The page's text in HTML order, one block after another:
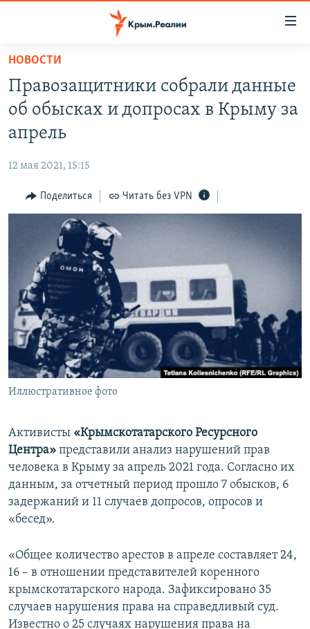
Вернуться
основному
содержанию
главной
Вернутся
СПЕЦПРОЕКТЫ
11 ЛЕТ ОККУПАЦИИ КРЫМА. 11 ИСТОРИЙ СОПРОТИВЛЕНИЯ
ЕЩЕ
ИНТЕРАКТИВ
ИНФОГРАФИКА
ТЕЛЕПРОЕКТ КРЫМ.РЕАЛИИ
СОВЕТЫ ПРАВОЗАЩИТНИКОВ
ПРОПАВШИЕ БЕЗ ВЕСТИ
ПОБЕДИТЕЛЕЙ НЕ СУДЯТ?
КРЫМ.НЕПОКОРЕННЫЙ
ELIFBE
УКРАИНСКАЯ ПРОБЛЕМА КРЫМА
РАДІО СВОБОДА
КАК ОБОЙТИ БЛОКИРОВКУ
Українською
Qırımtatar
ПРИСОЕДИНЯЙТЕСЬ!
НОВОСТИ
Правозащитники собрали данные
об обысках и допросах в Крыму за
апрель
12 мая 2021, 15:15
Поделиться Читать без VPN
Иллюстративное фото
Активисты «Крымскотатарского Ресурсного
Центра» представили анализ нарушений прав
человека в Крыму за апрель 2021 года. Согласно их
данным, за отчетный период прошло 7 обысков, 6
задержаний и 11 случаев допросов, опросов и
«бесед».
«Общее количество арестов в апреле составляет 24,
16 – в отношении представителей коренного
крымскотатарского народа. Зафиксировано 35
случаев нарушения права на справедливый суд.
Известно о 25 случаях нарушения права на